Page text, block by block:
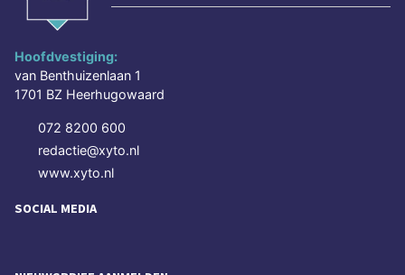
Hoofdvestiging:
van Benthuizenlaan 1
1701 BZ Heerhugowaard
072 8200 600
redactie@xyto.nl
www.xyto.nl
SOCIAL MEDIA